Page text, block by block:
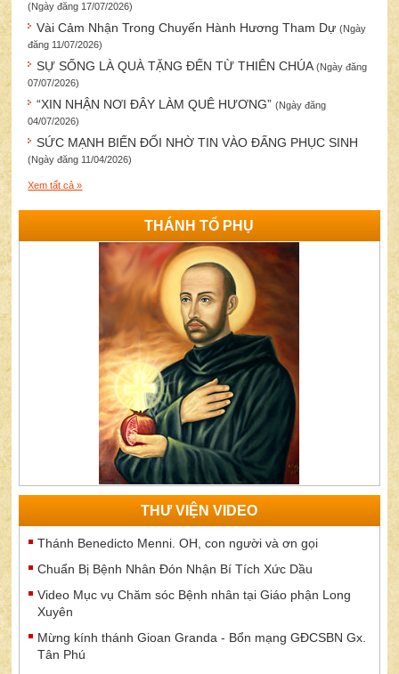
(Ngày đăng 17/07/2026)
Vài Cảm Nhận Trong Chuyến Hành Hương Tham Dự(Ngày
đăng 11/07/2026)
SỰ SỐNG LÀ QUÀ TẶNG ĐẾN TỪ THIÊN CHÚA(Ngày đăng
07/07/2026)
“XIN NHẬN NƠI ĐÂY LÀM QUÊ HƯƠNG”(Ngày đăng
04/07/2026)
SỨC MẠNH BIẾN ĐỔI NHỜ TIN VÀO ĐẤNG PHỤC SINH
(Ngày đăng 11/04/2026)
Xem tất cả »
THÁNH TỔ PHỤ
THƯ VIỆN VIDEO
Thánh Benedicto Menni. OH, con người và ơn gọi
Chuẩn Bị Bệnh Nhân Đón Nhận Bí Tích Xức Dầu
Video Mục vụ Chăm sóc Bệnh nhân tại Giáo phận Long
Xuyên
Mừng kính thánh Gioan Granda - Bổn mạng GĐCSBN Gx.
Tân Phú